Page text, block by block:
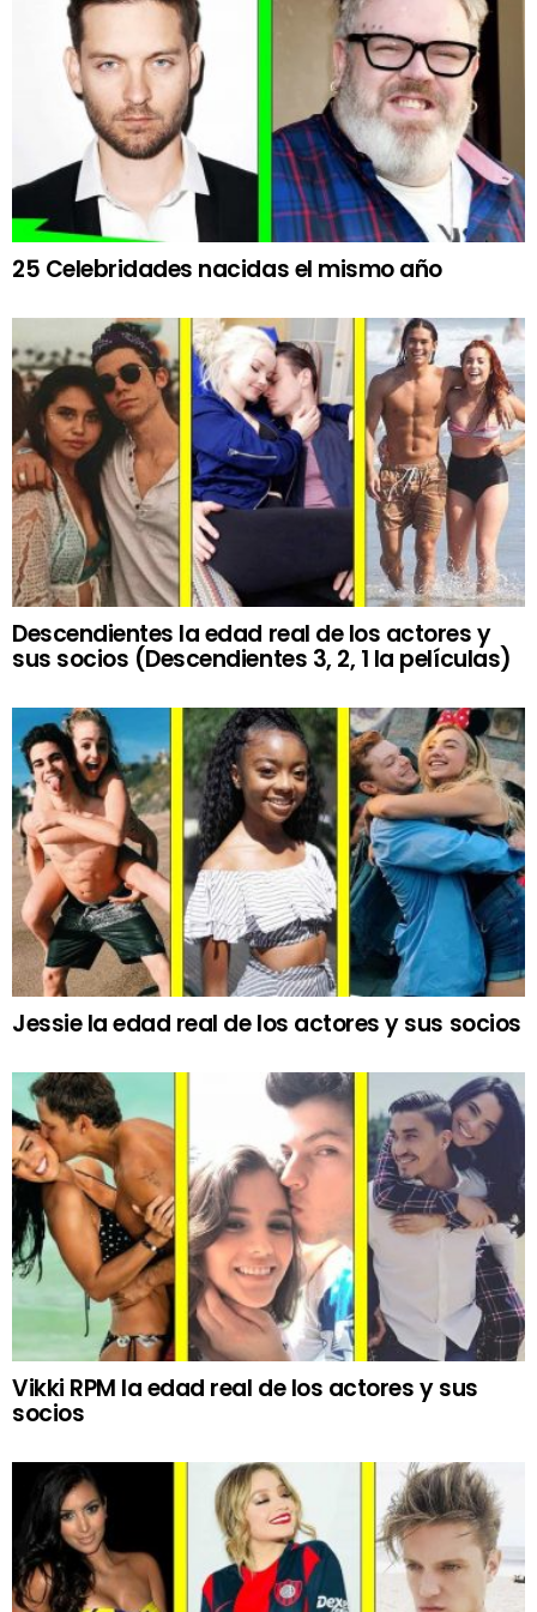
25 Celebridades nacidas el mismo año
Descendientes la edad real de los actores y
sus socios (Descendientes 3, 2, 1 la películas)
Jessie la edad real de los actores y sus socios
Vikki RPM la edad real de los actores y sus
socios